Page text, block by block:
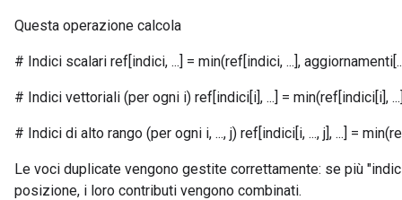
Questa operazione calcola
# Indici scalari ref[indici, ...] = min(ref[indici, ...],
# Indici vettoriali (per ogni i) ref[indici[i], ...] = min(ref[indici[i],
# Indici di alto rango (per ogni i, ..., j) ref[indici[i, ..., j], ...] =
Le voci duplicate vengono gestite correttamente: se più
posizione, i loro contributi vengono combinati.